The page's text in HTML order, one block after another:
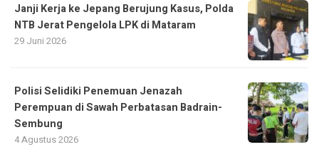
Janji Kerja ke Jepang Berujung Kasus, Polda
NTB Jerat Pengelola LPK di Mataram
29 Juni 2026
Polisi Selidiki Penemuan Jenazah
Perempuan di Sawah Perbatasan Badrain-
Sembung
4 Agustus 2026